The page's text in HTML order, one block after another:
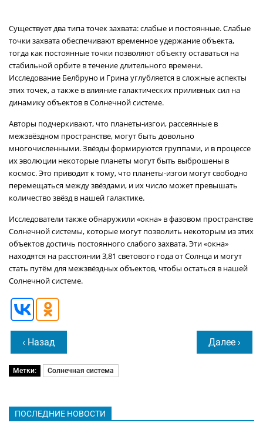
Существует два типа точек захвата: слабые и постоянные. Слабые
точки захвата обеспечивают временное удержание объекта,
тогда как постоянные точки позволяют объекту оставаться на
стабильной орбите в течение длительного времени.
Исследование Белбруно и Грина углубляется в сложные аспекты
этих точек, а также в влияние галактических приливных сил на
динамику объектов в Солнечной системе.
Авторы подчеркивают, что планеты-изгои, рассеянные в
межзвёздном пространстве, могут быть довольно
многочисленными. Звёзды формируются группами, и в процессе
их эволюции некоторые планеты могут быть выброшены в
космос. Это приводит к тому, что планеты-изгои могут свободно
перемещаться между звёздами, и их число может превышать
количество звёзд в нашей галактике.
Исследователи также обнаружили «окна» в фазовом пространстве
Солнечной системы, которые могут позволить некоторым из этих
объектов достичь постоянного слабого захвата. Эти «окна»
находятся на расстоянии 3,81 светового года от Солнца и могут
стать путём для межзвёздных объектов, чтобы остаться в нашей
Солнечной системе.
‹ Назад Далее ›
Метки: Солнечная система
ПОСЛЕДНИЕ НОВОСТИ